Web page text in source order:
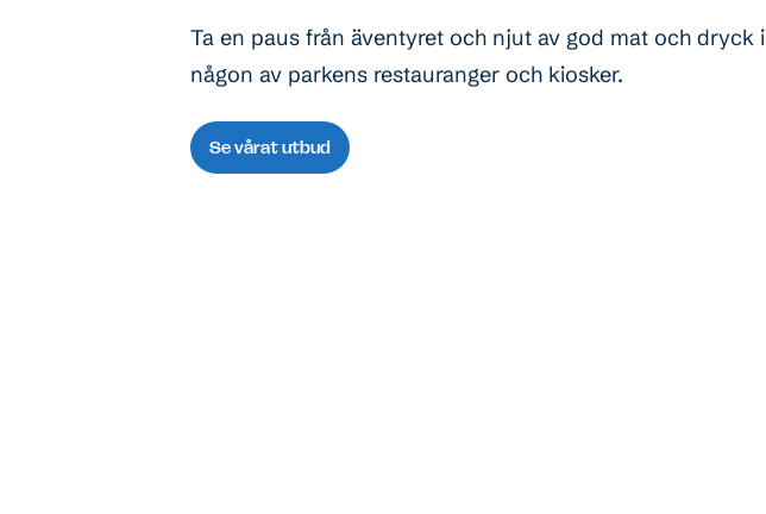
Ta en paus från äventyret och njut av god mat och dryck i
någon av parkens restauranger och kiosker.
Se vårat utbud